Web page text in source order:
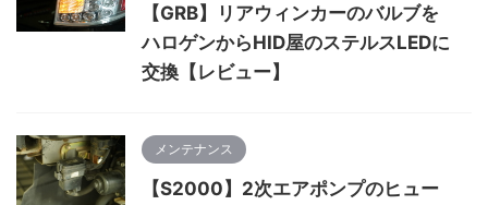
【GRB】リアウィンカーのバルブを
ハロゲンからHID屋のステルスLEDに
交換【レビュー】
メンテナンス
【S2000】2次エアポンプのヒュー